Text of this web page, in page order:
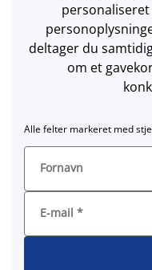
deltager du
om et
Alle felter markeret med
Fornavn
E-mail *